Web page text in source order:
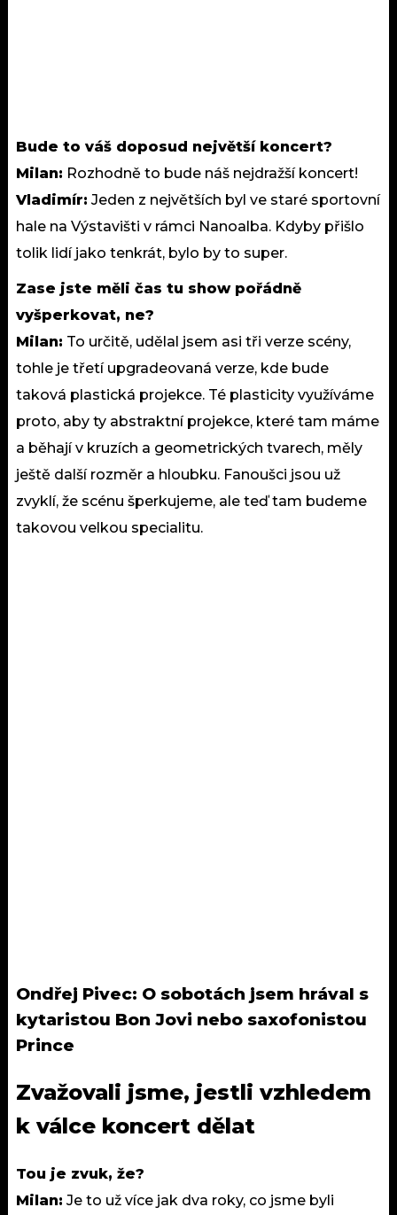
Bude to váš doposud největší koncert?
Milan: Rozhodně to bude náš nejdražší koncert!
Vladimír: Jeden z největších byl ve staré sportovní
hale na Výstavišti v rámci Nanoalba. Kdyby přišlo
tolik lidí jako tenkrát, bylo by to super.
Zase jste měli čas tu show pořádně
vyšperkovat, ne?
Milan: To určitě, udělal jsem asi tři verze scény,
tohle je třetí upgradeovaná verze, kde bude
taková plastická projekce. Té plasticity využíváme
proto, aby ty abstraktní projekce, které tam máme
a běhají v kruzích a geometrických tvarech, měly
ještě další rozměr a hloubku. Fanoušci jsou už
zvyklí, že scénu šperkujeme, ale teď tam budeme
takovou velkou specialitu.
Ondřej Pivec: O sobotách jsem hrával s
kytaristou Bon Jovi nebo saxofonistou
Prince
Zvažovali jsme, jestli vzhledem
k válce koncert dělat
Tou je zvuk, že?
Milan: Je to už více jak dva roky, co jsme byli